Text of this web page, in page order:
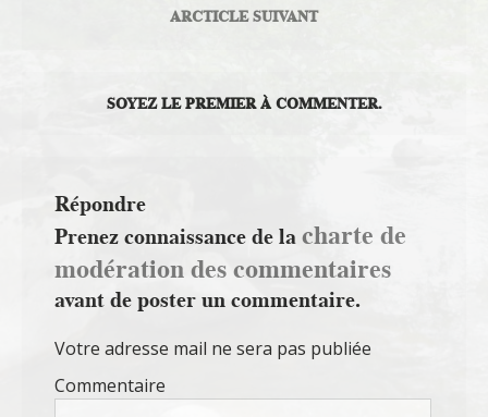
ARCTICLE SUIVANT
SOYEZ LE PREMIER À COMMENTER.
Répondre
Prenez connaissance de lacharte de
modération des commentaires
avant de poster un commentaire.
Votre adresse mail ne sera pas publiée
Commentaire